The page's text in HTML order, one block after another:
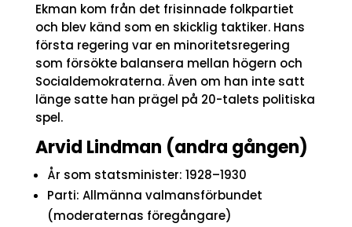
Ekman kom från det frisinnade folkpartiet
och blev känd som en skicklig taktiker. Hans
första regering var en minoritetsregering
som försökte balansera mellan högern och
Socialdemokraterna. Även om han inte satt
länge satte han prägel på 20-talets politiska
spel.
Arvid Lindman (andra gången)
År som statsminister: 1928–1930
Parti: Allmänna valmansförbundet
(moderaternas föregångare)